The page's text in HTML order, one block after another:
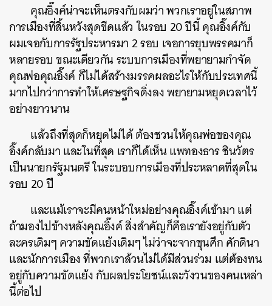
คุณอิ๊งค์น่าจะเห็นตรงกับผมว่า พวกเราอยู่ในสภาพ
การเมืองที่สิ้นหวังสุดขีดแล้ว ในรอบ 20 ปีนี้ คุณอิ๊งค์กับ
ผมเจอกับการรัฐประหารมา 2 รอบ เจอการยุบพรรคมาก็
หลายรอบ ขณะเดียวกัน ระบบการเมืองที่พยายามกำจัด
คุณพ่อคุณอิ๊งค์ ก็ไม่ได้สร้างมรรคผลอะไรให้กับประเทศนี้
มากไปกว่าการทำให้เศรษฐกิจดิ่งลง พยายามหยุดเวลาไว้
อย่างยาวนาน
แล้วถึงที่สุดก็หยุดไม่ได้ ต้องชวนให้คุณพ่อของคุณ
อิ๊งค์กลับมา และในที่สุด เราก็ได้เห็น แพทองธาร ชินวัตร
เป็นนายกรัฐมนตรี ในระบอบการเมืองที่ประหลาดที่สุดใน
รอบ 20 ปี
และแม้เราจะมีคนหน้าใหม่อย่างคุณอิ๊งค์เข้ามา แต่
ถ้ามองไปข้างหลังคุณอิ๊งค์ สิ่งสำคัญก็คือเรายังอยู่กับตัว
ละครเดิมๆ ความขัดแย้งเดิมๆ ไม่ว่าจะจากขุนศึก ศักดินา
และนักการเมือง ที่พวกเราล้วนไม่ได้มีส่วนร่วม แต่ต้องทน
อยู่กับความขัดแย้ง กับผลประโยชน์และวังวนของคนเหล่า
นี้ต่อไป